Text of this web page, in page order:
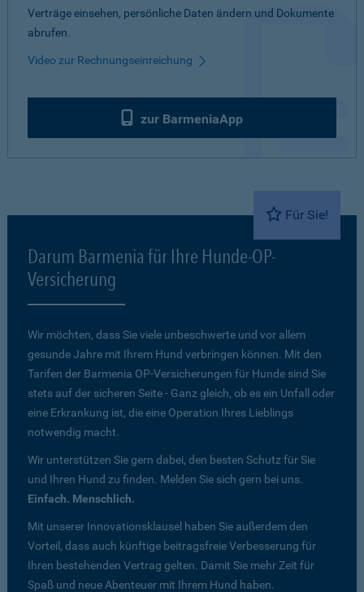
Verträge einsehen, persönliche Daten ändern und Dokumente
abrufen.
Video zur Rechnungseinreichung
zur BarmeniaApp
Für Sie!
Darum Barmenia für Ihre Hunde-OP-
Versicherung
Wir möchten, dass Sie viele unbeschwerte und vor allem
gesunde Jahre mit Ihrem Hund verbringen können. Mit den
Tarifen der Barmenia OP-Versicherungen für Hunde sind Sie
stets auf der sicheren Seite - Ganz gleich, ob es ein Unfall oder
eine Erkrankung ist, die eine Operation Ihres Lieblings
notwendig macht.
Wir unterstützen Sie gern dabei, den besten Schutz für Sie
und Ihren Hund zu finden. Melden Sie sich gern bei uns.
Einfach. Menschlich.
Mit unserer Innovationsklausel haben Sie außerdem den
Vorteil, dass auch künftige beitragsfreie Verbesserung für
Ihren bestehenden Vertrag gelten. Damit Sie mehr Zeit für
Spaß und neue Abenteuer mit Ihrem Hund haben.